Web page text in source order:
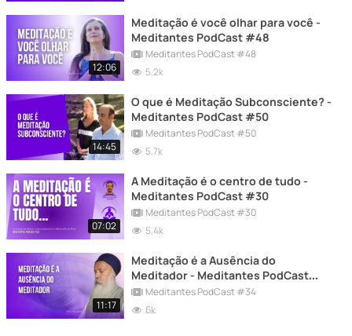
12:06
Meditação é você olhar para você -
Meditantes PodCast #48
Meditantes PodCast #48
5,2k
14:45
O que é Meditação Subconsciente? -
Meditantes PodCast #50
Meditantes PodCast #50
5,7k
07:02
A Meditação é o centro de tudo -
Meditantes PodCast #30
Meditantes PodCast #30
5,4k
11:17
Meditação é a Ausência do
Meditador - Meditantes PodCast
#34Meditantes PodCast #34
6k